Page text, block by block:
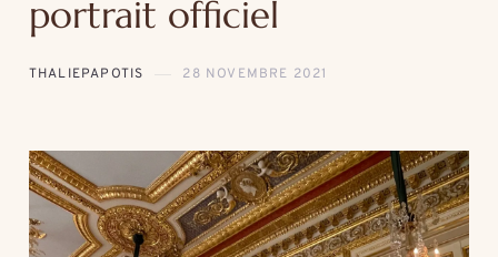
portrait officiel
THALIEPAPOTIS 28 NOVEMBRE 2021